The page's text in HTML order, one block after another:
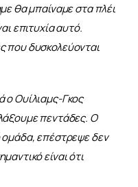
θα μπαίναμε στα πλέι
επιτυχία αυτό.
που δυσκολεύονται
ο Ουίλιαμς-Γκος
πεντάδες. Ο
ομάδα, επέστρεψε δεν
είναι ότι